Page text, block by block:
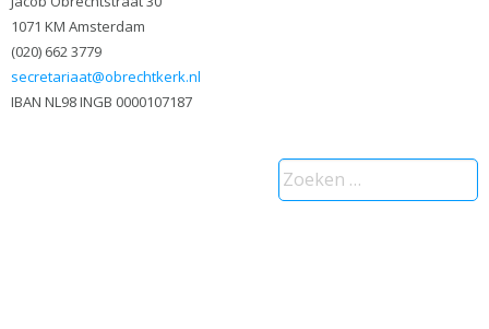
1071 KM Amsterdam
(020) 662 3779
secretariaat@obrechtkerk.nl
IBAN NL98 INGB 0000107187
Zoeken
naar: